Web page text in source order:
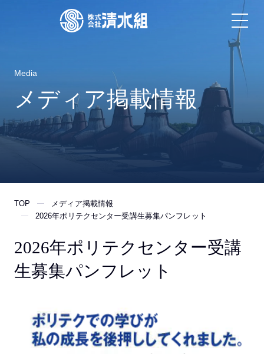
Media
メディア掲載情報
TOP
メディア掲載情報
2026年ポリテクセンター受講生募集パンフレット
2026年ポリテクセンター受講
生募集パンフレット